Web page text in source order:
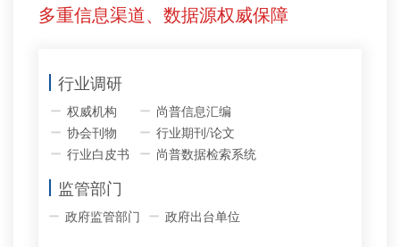
多重信息渠道、数据源权威保障
行业调研
权威机构
协会刊物
行业白皮书
尚普信息汇编
行业期刊/论文
尚普数据检索系统
监管部门
政府监管部门 政府出台单位